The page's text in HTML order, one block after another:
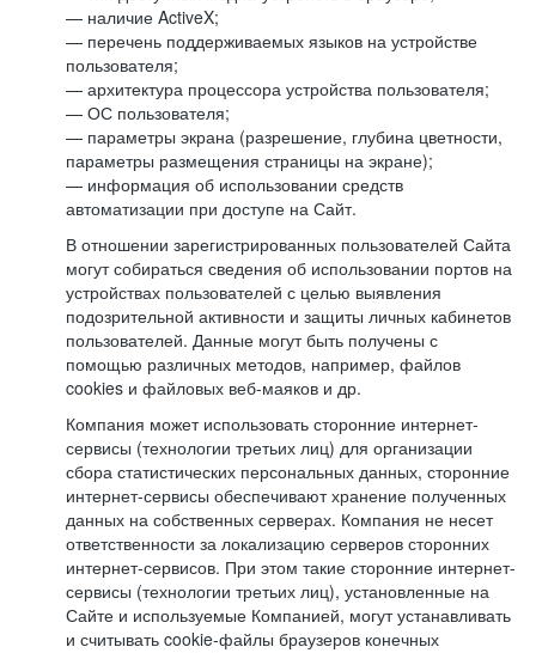
— наличие ActiveX;
— перечень поддерживаемых языков на устройстве
пользователя;
— архитектура процессора устройства пользователя;
— ОС пользователя;
— параметры экрана (разрешение, глубина цветности,
параметры размещения страницы на экране);
— информация об использовании средств
автоматизации при доступе на Сайт.
В отношении зарегистрированных пользователей Сайта
могут собираться сведения об использовании портов на
устройствах пользователей с целью выявления
подозрительной активности и защиты личных кабинетов
пользователей. Данные могут быть получены с
помощью различных методов, например, файлов
cookies и файловых веб-маяков и др.
Компания может использовать сторонние интернет-
сервисы (технологии третьих лиц) для организации
сбора статистических персональных данных, сторонние
интернет-сервисы обеспечивают хранение полученных
данных на собственных серверах. Компания не несет
ответственности за локализацию серверов сторонних
интернет-сервисов. При этом такие сторонние интернет-
сервисы (технологии третьих лиц), установленные на
Сайте и используемые Компанией, могут устанавливать
и считывать cookie-файлы браузеров конечных